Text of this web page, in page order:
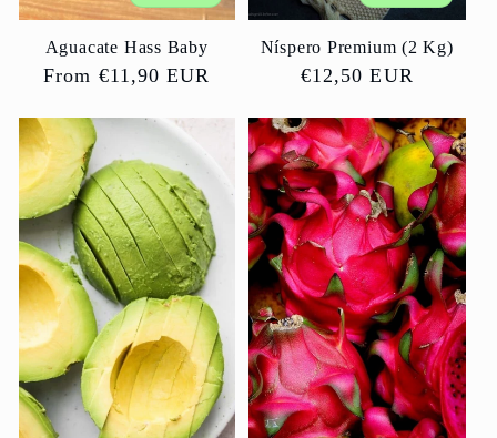
Aguacate Hass Baby
Regular
From €11,90 EUR
Níspero Premium (2 Kg)
Regular
€12,50 EUR